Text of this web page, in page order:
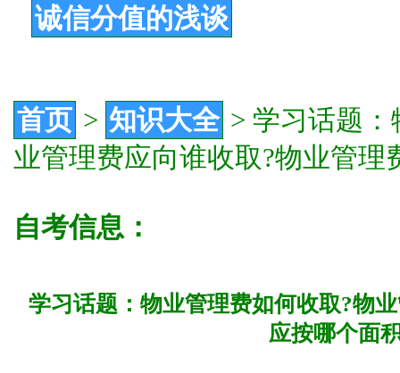
诚信分值的浅谈
首页 > 知识大全 > 学习话题：
业管理费应向谁收取?物业管理
自考信息：
学习话题：物业管理费如何收取?物
应按哪个面